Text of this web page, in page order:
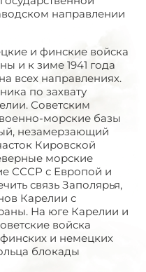
направлении
и финские войска
и к зиме 1941 года
всех направлениях.
по захвату
Советским
морские базы
незамерзающий
Кировской
морские
СССР с Европой и
связь Заполярья,
Карелии с
На юге Карелии и
войска
и немецких
блокады